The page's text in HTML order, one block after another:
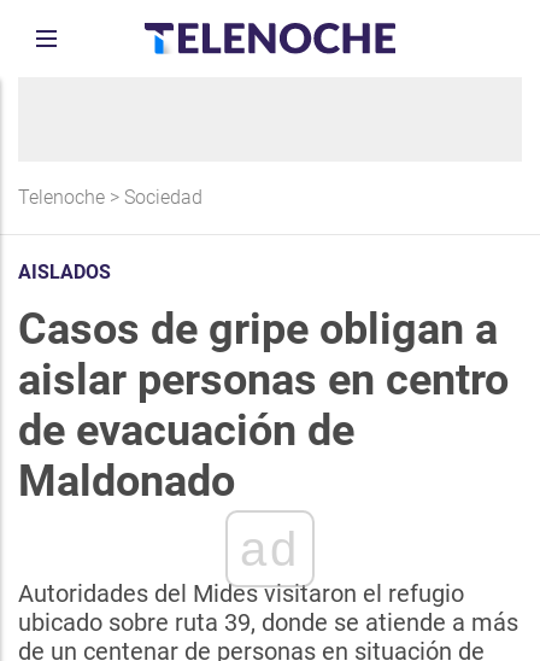
Telenoche > Sociedad
AISLADOS
Casos de gripe obligan a
aislar personas en centro
de evacuación de
Maldonado
ad
Autoridades del Mides visitaron el refugio
ubicado sobre ruta 39, donde se atiende a más
de un centenar de personas en situación de